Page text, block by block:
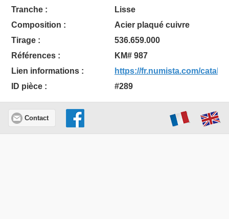
Tranche :
Lisse
Composition :
Acier plaqué cuivre
Tirage :
536.659.000
Références :
KM# 987
Lien informations :
https://fr.numista.com/
ID pièce :
#289
Contact